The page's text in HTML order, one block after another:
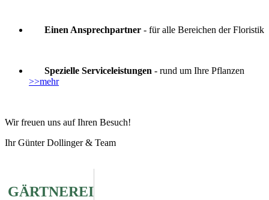
Einen Ansprechpartner - für alle Bereichen der Floristik
Spezielle Serviceleistungen - rund um Ihre Pflanzen
>>mehr
Wir freuen uns auf Ihren Besuch!
Ihr Günter Dollinger & Team
GÄRTNEREI